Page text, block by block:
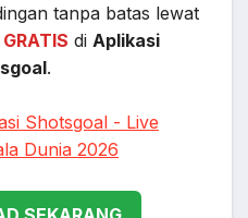
tanpa batas lewat
di Aplikasi
.